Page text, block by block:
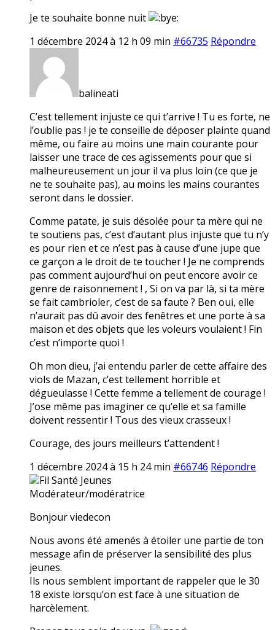
Je te souhaite bonne nuit
1 décembre 2024 à 12 h 09 min #66735 Répondre
balineati
C’est tellement injuste ce qui t’arrive ! Tu es forte, ne
l’oublie pas ! je te conseille de déposer plainte quand
même, ou faire au moins une main courante pour
laisser une trace de ces agissements pour que si
malheureusement un jour il va plus loin (ce que je
ne te souhaite pas), au moins les mains courantes
seront dans le dossier.
Comme patate, je suis désolée pour ta mère qui ne
te soutiens pas, c’est d’autant plus injuste que tu n’y
es pour rien et ce n’est pas à cause d’une jupe que
ce garçon a le droit de te toucher ! Je ne comprends
pas comment aujourd’hui on peut encore avoir ce
genre de raisonnement ! , Si on va par là, si ta mère
se fait cambrioler, c’est de sa faute ? Ben oui, elle
n’aurait pas dû avoir des fenêtres et une porte à sa
maison et des objets que les voleurs voulaient ! Fin
c’est n’importe quoi !
Oh mon dieu, j’ai entendu parler de cette affaire des
viols de Mazan, c’est tellement horrible et
dégueulasse ! Cette femme a tellement de courage !
J’ose même pas imaginer ce qu’elle et sa famille
doivent ressentir ! Tous des vieux crasseux !
Courage, des jours meilleurs t’attendent !
1 décembre 2024 à 15 h 24 min #66746 Répondre
Fil Santé Jeunes
Modérateur/modératrice
Bonjour viedecon
Nous avons été amenés à étoiler une partie de ton
message afin de préserver la sensibilité des plus
jeunes.
Ils nous semblent important de rappeler que le 30
18 existe lorsqu’on est face à une situation de
harcèlement.